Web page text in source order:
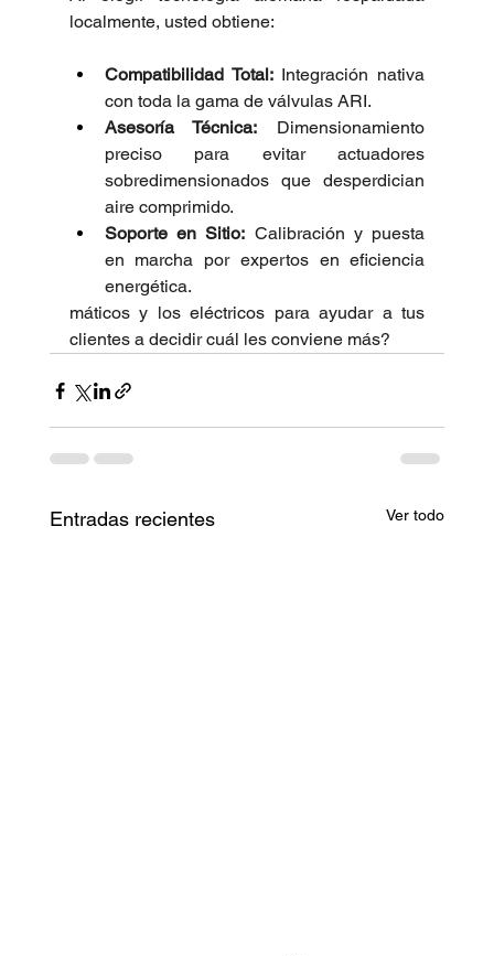
localmente, usted obtiene:
Compatibilidad Total: Integración nativa
con toda la gama de válvulas ARI.
Asesoría Técnica: Dimensionamiento
preciso para evitar actuadores
sobredimensionados que desperdician
aire comprimido.
Soporte en Sitio: Calibración y puesta
en marcha por expertos en eficiencia
energética.
máticos y los eléctricos para ayudar a tus
clientes a decidir cuál les conviene más?
Entradas recientes Ver todo